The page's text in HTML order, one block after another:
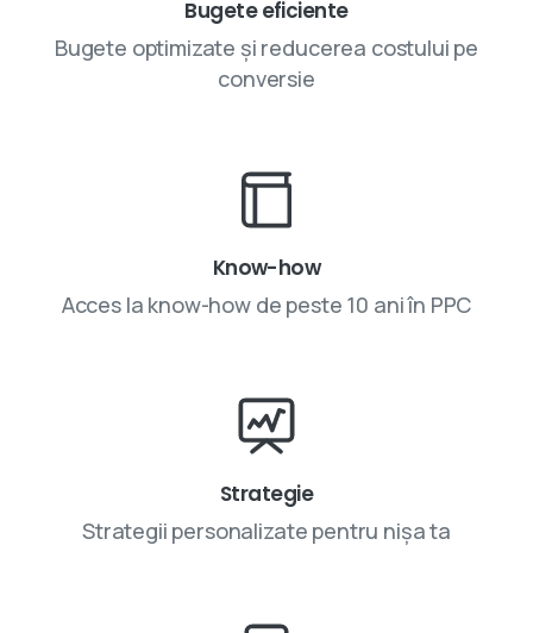
Bugete eficiente
Bugete optimizate și reducerea costului pe
conversie
Know-how
Acces la know-how de peste 10 ani în PPC
Strategie
Strategii personalizate pentru nișa ta